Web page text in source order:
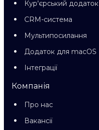
Кур'єрський додаток
CRM-система
Мультипосилання
Додаток для macOS
Інтеграції
Компанія
Про нас
Вакансії